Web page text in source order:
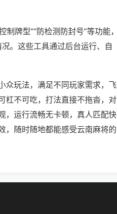
牌型”“防检测防封号”等功能，
。这些工具通过后台运行、自
众玩法，满足不同玩家需求，飞
杠不可吃，打法直接不拖沓，对
，运行流畅无卡顿，真人匹配快
，随时随地都能感受云南麻将的